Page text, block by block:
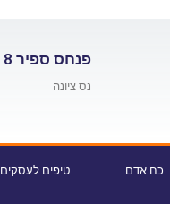
פנחס ספיר 8
נס ציונה
כח אדם טיפים לעסקים